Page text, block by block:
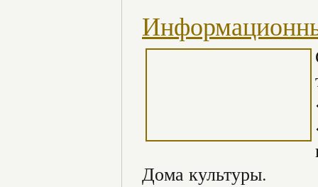
Дома культуры.